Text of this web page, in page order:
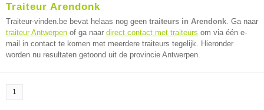
Traiteur Arendonk
Traiteur-vinden.be bevat helaas nog geen traiteurs in Arendonk. Ga naar
traiteur Antwerpen of ga naar direct contact met traiteurs om via één e-
mail in contact te komen met meerdere traiteurs tegelijk. Hieronder
worden nu resultaten getoond uit de provincie Antwerpen.
1